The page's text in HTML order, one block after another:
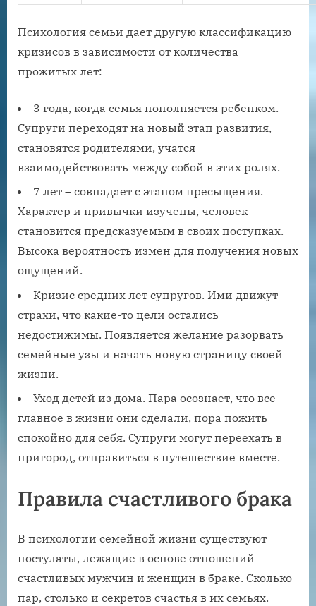
Психология семьи дает другую классификацию
кризисов в зависимости от количества
прожитых лет:
3 года, когда семья пополняется ребенком.
Супруги переходят на новый этап развития,
становятся родителями, учатся
взаимодействовать между собой в этих ролях.
7 лет – совпадает с этапом пресыщения.
Характер и привычки изучены, человек
становится предсказуемым в своих поступках.
Высока вероятность измен для получения новых
ощущений.
Кризис средних лет супругов. Ими движут
страхи, что какие-то цели остались
недостижимы. Появляется желание разорвать
семейные узы и начать новую страницу своей
жизни.
Уход детей из дома. Пара осознает, что все
главное в жизни они сделали, пора пожить
спокойно для себя. Супруги могут переехать в
пригород, отправиться в путешествие вместе.
Правила счастливого брака
В психологии семейной жизни существуют
постулаты, лежащие в основе отношений
счастливых мужчин и женщин в браке. Сколько
пар, столько и секретов счастья в их семьях.